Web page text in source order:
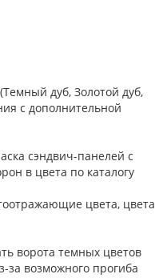
(Темный дуб, Золотой дуб,
с дополнительной
сэндвич-панелей с
в цвета по каталогу
цвета, цвета
ворота темных цветов
за возможного прогиба